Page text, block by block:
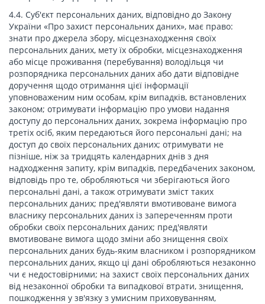
4.4. Суб'єкт персональних даних, відповідно до Закону
України «Про захист персональних даних», має право:
знати про джерела збору, місцезнаходження своїх
персональних даних, мету їх обробки, місцезнаходження
або місце проживання (перебування) володільця чи
розпорядника персональних даних або дати відповідне
доручення щодо отримання цієї інформації
уповноваженим ним особам, крім випадків, встановлених
законом; отримувати інформацію про умови надання
доступу до персональних даних, зокрема інформацію про
третіх осіб, яким передаються його персональні дані; на
доступ до своїх персональних даних; отримувати не
пізніше, ніж за тридцять календарних днів з дня
надходження запиту, крім випадків, передбачених законом,
відповідь про те, обробляються чи зберігаються його
персональні дані, а також отримувати зміст таких
персональних даних; пред'являти вмотивоване вимога
власнику персональних даних із запереченням проти
обробки своїх персональних даних; пред'являти
вмотивоване вимога щодо зміни або знищення своїх
персональних даних будь-яким власником і розпорядником
персональних даних, якщо ці дані обробляються незаконно
чи є недостовірними; на захист своїх персональних даних
від незаконної обробки та випадкової втрати, знищення,
пошкодження у зв'язку з умисним приховуванням,